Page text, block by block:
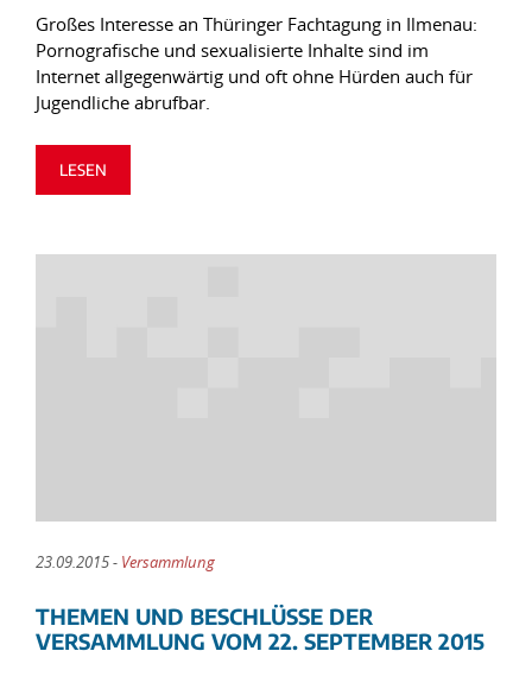
Großes Interesse an Thüringer Fachtagung in Ilmenau:
Pornografische und sexualisierte Inhalte sind im
Internet allgegenwärtig und oft ohne Hürden auch für
Jugendliche abrufbar.
LESEN
23.09.2015 - Versammlung
THEMEN UND BESCHLÜSSE DER
VERSAMMLUNG VOM 22. SEPTEMBER 2015